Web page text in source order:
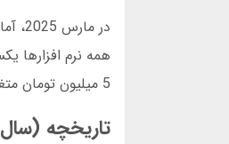
5 میلیون تومان متغیر است.
تاریخچه (سال 1395)